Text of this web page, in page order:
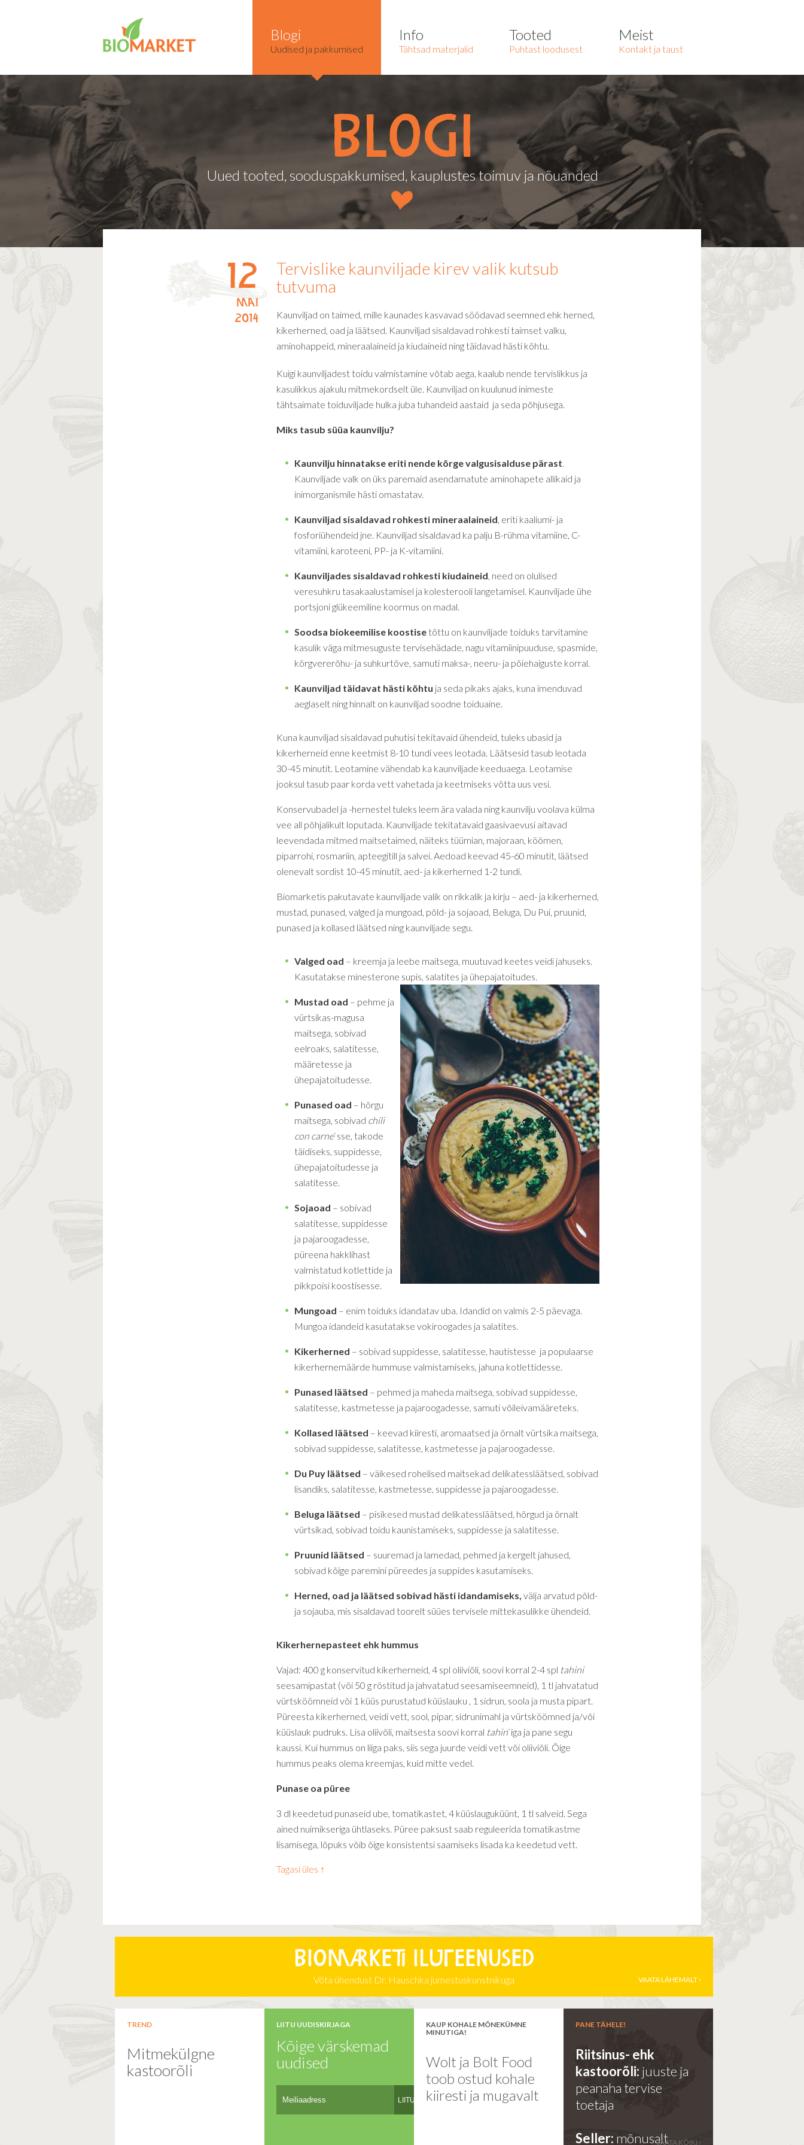
Blogi
Uudised ja pakkumised
Info
Tähtsad materjalid
Tooted
Puhtast loodusest
Meist
Kontakt ja taust
Blogi
Uued tooted, sooduspakkumised, kauplustes toimuv ja nõuanded
12
mai
2014
Tervislike kaunviljade kirev valik kutsub
tutvuma
Kaunviljad on taimed, mille kaunades kasvavad söödavad seemned ehk herned,
kikerherned, oad ja läätsed. Kaunviljad sisaldavad rohkesti taimset valku,
aminohappeid, mineraalaineid ja kiudaineid ning täidavad hästi kõhtu.
Kuigi kaunviljadest toidu valmistamine võtab aega, kaalub nende tervislikkus ja
kasulikkus ajakulu mitmekordselt üle. Kaunviljad on kuulunud inimeste
tähtsaimate toiduviljade hulka juba tuhandeid aastaid ja seda põhjusega.
Miks tasub süüa kaunvilju?
Kaunvilju hinnatakse eriti nende kõrge valgusisalduse pärast.
Kaunviljade valk on üks paremaid asendamatute aminohapete allikaid ja
inimorganismile hästi omastatav.
Kaunviljad sisaldavad rohkesti mineraalaineid, eriti kaaliumi- ja
fosforiühendeid jne. Kaunviljad sisaldavad ka palju B-rühma vitamiine, C-
vitamiini, karoteeni, PP- ja K-vitamiini.
Kaunviljades sisaldavad rohkesti kiudaineid, need on olulised
veresuhkru tasakaalustamisel ja kolesterooli langetamisel. Kaunviljade ühe
portsjoni glükeemiline koormus on madal.
Soodsa biokeemilise koostise tõttu on kaunviljade toiduks tarvitamine
kasulik väga mitmesuguste tervisehädade, nagu vitamiinipuuduse, spasmide,
kõrgvererõhu- ja suhkurtõve, samuti maksa-, neeru- ja põiehaiguste korral.
Kaunviljad täidavat hästi kõhtu ja seda pikaks ajaks, kuna imenduvad
aeglaselt ning hinnalt on kaunviljad soodne toiduaine.
Kuna kaunviljad sisaldavad puhutisi tekitavaid ühendeid, tuleks ubasid ja
kikerherneid enne keetmist 8-10 tundi vees leotada. Läätsesid tasub leotada
30-45 minutit. Leotamine vähendab ka kaunviljade keeduaega. Leotamise
jooksul tasub paar korda vett vahetada ja keetmiseks võtta uus vesi.
Konservubadel ja -hernestel tuleks leem ära valada ning kaunvilju voolava külma
vee all põhjalikult loputada. Kaunviljade tekitatavaid gaasivaevusi aitavad
leevendada mitmed maitsetaimed, näiteks tüümian, majoraan, köömen,
piparrohi, rosmariin, apteegitill ja salvei. Aedoad keevad 45-60 minutit, läätsed
olenevalt sordist 10-45 minutit, aed- ja kikerherned 1-2 tundi.
Biomarketis pakutavate kaunviljade valik on rikkalik ja kirju – aed- ja kikerherned,
mustad, punased, valged ja mungoad, põld- ja sojaoad, Beluga, Du Pui, pruunid,
punased ja kollased läätsed ning kaunviljade segu.
Valged oad – kreemja ja leebe maitsega, muutuvad keetes veidi jahuseks.
Kasutatakse minesterone supis, salatites ja ühepajatoitudes.
Mustad oad – pehme ja
vürtsikas-magusa
maitsega, sobivad
eelroaks, salatitesse,
määretesse ja
ühepajatoitudesse.
Punased oad – hõrgu
maitsega, sobivad chili
con carne`sse, takode
täidiseks, suppidesse,
ühepajatoitudesse ja
salatitesse.
Sojaoad – sobivad
salatitesse, suppidesse
ja pajaroogadesse,
püreena hakklihast
valmistatud kotlettide ja
pikkpoisi koostisesse.
Mungoad – enim toiduks idandatav uba. Idandid on valmis 2-5 päevaga.
Mungoa idandeid kasutatakse vokiroogades ja salatites.
Kikerherned – sobivad suppidesse, salatitesse, hautistesse ja populaarse
kikerhernemäärde hummuse valmistamiseks, jahuna kotlettidesse.
Punased läätsed – pehmed ja maheda maitsega, sobivad suppidesse,
salatitesse, kastmetesse ja pajaroogadesse, samuti võileivamääreteks.
Kollased läätsed – keevad kiiresti, aromaatsed ja õrnalt vürtsika maitsega,
sobivad suppidesse, salatitesse, kastmetesse ja pajaroogadesse.
Du Puy läätsed – väikesed rohelised maitsekad delikatessläätsed, sobivad
lisandiks, salatitesse, kastmetesse, suppidesse ja pajaroogadesse.
Beluga läätsed – pisikesed mustad delikatessläätsed, hõrgud ja õrnalt
vürtsikad, sobivad toidu kaunistamiseks, suppidesse ja salatitesse.
Pruunid läätsed – suuremad ja lamedad, pehmed ja kergelt jahused,
sobivad kõige paremini püreedes ja suppides kasutamiseks.
Herned, oad ja läätsed sobivad hästi idandamiseks, välja arvatud põld-
ja sojauba, mis sisaldavad toorelt süües tervisele mittekasulikke ühendeid.
Kikerhernepasteet ehk hummus
Vajad: 400 g konservitud kikerherneid, 4 spl oliiviõli, soovi korral 2-4 spl tahini
seesamipastat (või 50 g röstitud ja jahvatatud seesamiseemneid), 1 tl jahvatatud
vürtsköömneid või 1 küüs purustatud küüslauku , 1 sidrun, soola ja musta pipart.
Püreesta kikerherned, veidi vett, sool, pipar, sidrunimahl ja vürtsköömned ja/või
küüslauk pudruks. Lisa oliivõli, maitsesta soovi korral tahin`iga ja pane segu
kaussi. Kui hummus on liiga paks, siis sega juurde veidi vett või oliiviõli. Õige
hummus peaks olema kreemjas, kuid mitte vedel.
Punase oa püree
3 dl keedetud punaseid ube, tomatikastet, 4 küüslauguküünt, 1 tl salveid. Sega
ained nuimikseriga ühtlaseks. Püree paksust saab reguleerida tomatikastme
lisamisega, lõpuks võib õige konsistentsi saamiseks lisada ka keedetud vett.
Tagasi üles ↑
Biomarketi iluteenused
Võta ühendust Dr. Hauschka jumestuskunstnikuga VAATA LÄHEMALT
TREND
Mitmekülgne
kastoorõli
LIITU UUDISKIRJAGA
Kõige värskemad
uudised
LIITU
KAUP KOHALE MÕNEKÜMNE
MINUTIGA!
Wolt ja Bolt Food
toob ostud kohale
kiiresti ja mugavalt
PANE TÄHELE!
Riitsinus- ehk
kastoorõli: juuste ja
peanaha tervise
toetaja
Seller: mõnusaltVAATA KÕIKI ›